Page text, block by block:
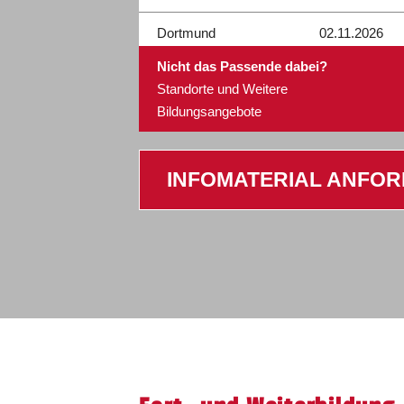
Dortmund 02.11.2026
Nicht das Passende dabei?
Standorte und Weitere
Bildungsangebote
INFOMATERIAL